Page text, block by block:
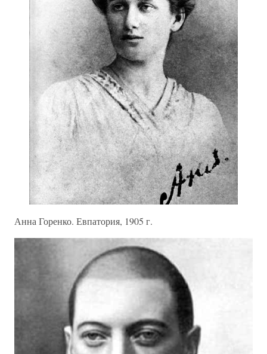
Анна Горенко. Евпатория, 1905 г.